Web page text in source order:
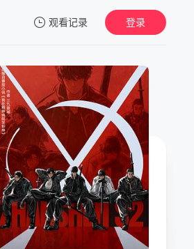
观看记录
的记录
登录